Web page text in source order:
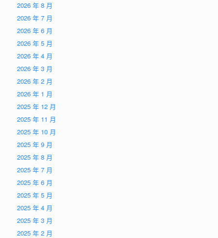
2026 年 8 月
2026 年 7 月
2026 年 6 月
2026 年 5 月
2026 年 4 月
2026 年 3 月
2026 年 2 月
2026 年 1 月
2025 年 12 月
2025 年 11 月
2025 年 10 月
2025 年 9 月
2025 年 8 月
2025 年 7 月
2025 年 6 月
2025 年 5 月
2025 年 4 月
2025 年 3 月
2025 年 2 月